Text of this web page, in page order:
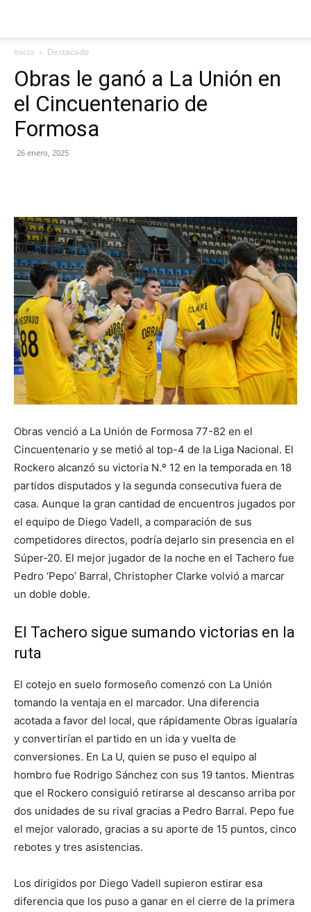
Inicio Destacado
Obras le ganó a La Unión en
el Cincuentenario de
Formosa
26 enero, 2025
Obras venció a La Unión de Formosa 77-82 en el
Cincuentenario y se metió al top-4 de la Liga Nacional. El
Rockero alcanzó su victoria N.º 12 en la temporada en 18
partidos disputados y la segunda consecutiva fuera de
casa. Aunque la gran cantidad de encuentros jugados por
el equipo de Diego Vadell, a comparación de sus
competidores directos, podría dejarlo sin presencia en el
Súper-20. El mejor jugador de la noche en el Tachero fue
Pedro ‘Pepo’ Barral, Christopher Clarke volvió a marcar
un doble doble.
El Tachero sigue sumando victorias en la
ruta
El cotejo en suelo formoseño comenzó con La Unión
tomando la ventaja en el marcador. Una diferencia
acotada a favor del local, que rápidamente Obras igualaría
y convertirían el partido en un ida y vuelta de
conversiones. En La U, quien se puso el equipo al
hombro fue Rodrigo Sánchez con sus 19 tantos. Mientras
que el Rockero consiguió retirarse al descanso arriba por
dos unidades de su rival gracias a Pedro Barral. Pepo fue
el mejor valorado, gracias a su aporte de 15 puntos, cinco
rebotes y tres asistencias.
Los dirigidos por Diego Vadell supieron estirar esa
diferencia que los puso a ganar en el cierre de la primera